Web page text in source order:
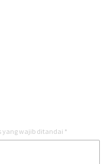
yang wajib ditandai *